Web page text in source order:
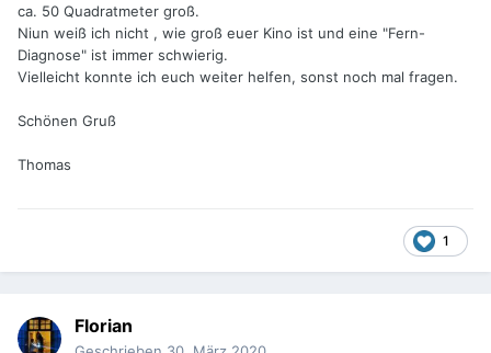
ca. 50 Quadratmeter groß.
Niun weiß ich nicht , wie groß euer Kino ist und eine "Fern-
Diagnose" ist immer schwierig.
Vielleicht konnte ich euch weiter helfen, sonst noch mal fragen.
Schönen Gruß
Thomas
1
Florian